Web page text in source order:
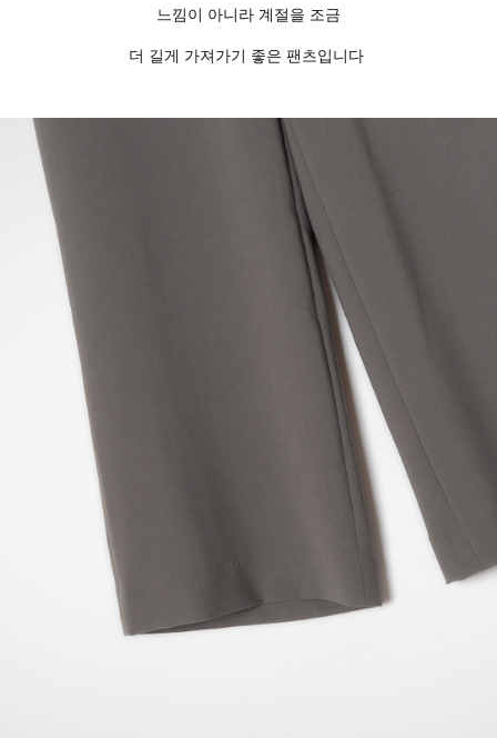
느낌이 아니라 계절을 조금
더 길게 가져가기 좋은 팬츠입니다